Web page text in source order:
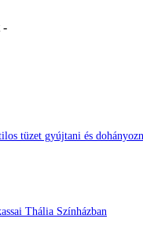
-
tüzet gyújtani és
Thália Színházban